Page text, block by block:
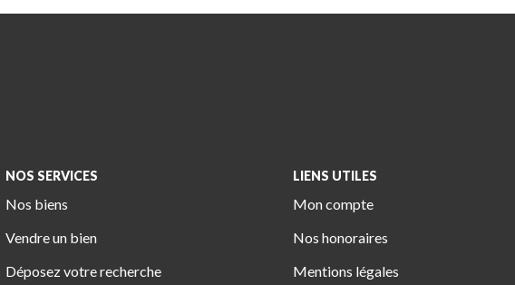
NOS SERVICES
Nos biens
Vendre un bien
Déposez votre recherche
LIENS UTILES
Mon compte
Nos honoraires
Mentions légales